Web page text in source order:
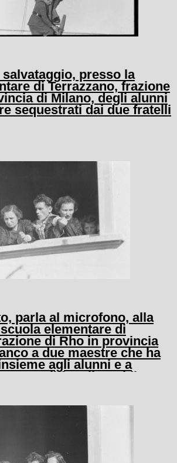
presso la
di Terrazzano, frazione
di Milano, degli alunni
sequestrati dai due fratelli
parla al microfono, alla
elementare di
di Rho in provincia
a due maestre che ha
agli alunni e a
con il fratello Egidio